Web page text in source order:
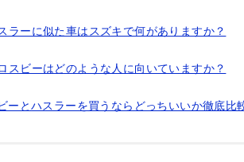
ラーに似た車はスズキで何がありますか？
スビーはどのような人に向いていますか？
ーとハスラーを買うならどっちいいか徹底比